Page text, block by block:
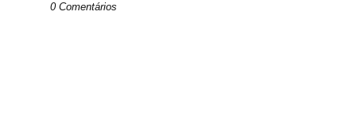
0 Comentários